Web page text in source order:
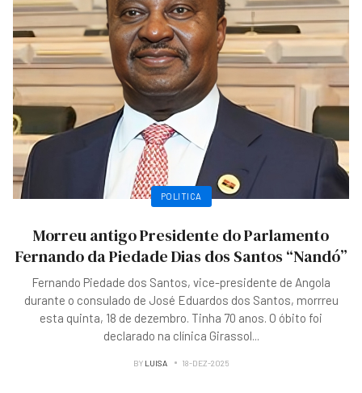
POLITICA
Morreu antigo Presidente do Parlamento
Fernando da Piedade Dias dos Santos “Nandó”
Fernando Piedade dos Santos, vice-presidente de Angola
durante o consulado de José Eduardos dos Santos, morrreu
esta quinta, 18 de dezembro. Tinha 70 anos. O óbito foi
declarado na clínica Girassol...
BY LUISA 18-DEZ-2025